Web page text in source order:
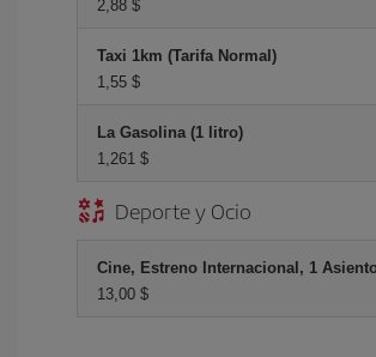
2,88 $
Taxi 1km (Tarifa Normal)
1,55 $
La Gasolina (1 litro)
1,261 $
Deporte y Ocio
Cine, Estreno Internacional, 1
13,00 $